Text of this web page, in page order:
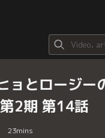
ョとロージー
2期 第14話
23mins